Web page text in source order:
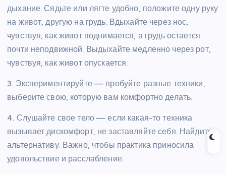
дыхание. Сядьте или лягте удобно, положите одну руку
на живот, другую на грудь. Вдыхайте через нос,
чувствуя, как живот поднимается, а грудь остается
почти неподвижной. Выдыхайте медленно через рот,
чувствуя, как живот опускается.
3. Экспериментируйте — пробуйте разные техники,
выберите свою, которую вам комфортно делать.
4. Слушайте свое тело — если какая-то техника
вызывает дискомфорт, не заставляйте себя. Найдите
альтернативу. Важно, чтобы практика приносила
удовольствие и расслабление.